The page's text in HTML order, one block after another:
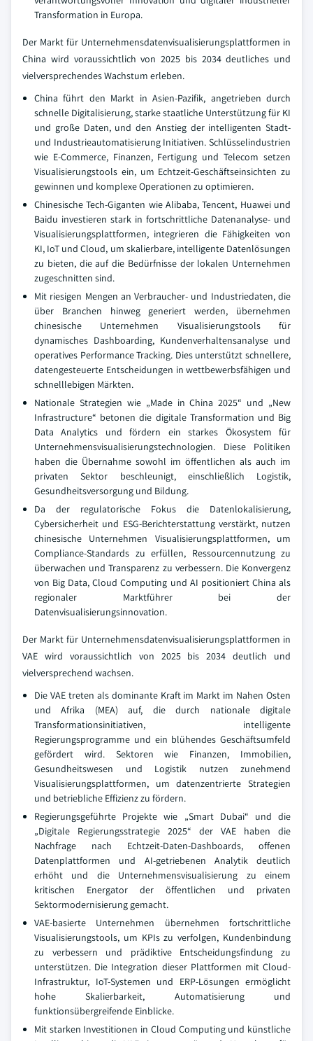
Transformation in Europa.
Der Markt für Unternehmensdatenvisualisierungsplattformen in
China wird voraussichtlich von 2025 bis 2034 deutliches und
vielversprechendes Wachstum erleben.
China führt den Markt in Asien-Pazifik, angetrieben durch
schnelle Digitalisierung, starke staatliche Unterstützung für KI
und große Daten, und den Anstieg der intelligenten Stadt-
und Industrieautomatisierung Initiativen. Schlüsselindustrien
wie E-Commerce, Finanzen, Fertigung und Telecom setzen
Visualisierungstools ein, um Echtzeit-Geschäftseinsichten zu
gewinnen und komplexe Operationen zu optimieren.
Chinesische Tech-Giganten wie Alibaba, Tencent, Huawei und
Baidu investieren stark in fortschrittliche Datenanalyse- und
Visualisierungsplattformen, integrieren die Fähigkeiten von
KI, IoT und Cloud, um skalierbare, intelligente Datenlösungen
zu bieten, die auf die Bedürfnisse der lokalen Unternehmen
zugeschnitten sind.
Mit riesigen Mengen an Verbraucher- und Industriedaten, die
über Branchen hinweg generiert werden, übernehmen
chinesische Unternehmen Visualisierungstools für
dynamisches Dashboarding, Kundenverhaltensanalyse und
operatives Performance Tracking. Dies unterstützt schnellere,
datengesteuerte Entscheidungen in wettbewerbsfähigen und
schnelllebigen Märkten.
Nationale Strategien wie „Made in China 2025“ und „New
Infrastructure“ betonen die digitale Transformation und Big
Data Analytics und fördern ein starkes Ökosystem für
Unternehmensvisualisierungstechnologien. Diese Politiken
haben die Übernahme sowohl im öffentlichen als auch im
privaten Sektor beschleunigt, einschließlich Logistik,
Gesundheitsversorgung und Bildung.
Da der regulatorische Fokus die Datenlokalisierung,
Cybersicherheit und ESG-Berichterstattung verstärkt, nutzen
chinesische Unternehmen Visualisierungsplattformen, um
Compliance-Standards zu erfüllen, Ressourcennutzung zu
überwachen und Transparenz zu verbessern. Die Konvergenz
von Big Data, Cloud Computing und AI positioniert China als
regionaler Marktführer bei der
Datenvisualisierungsinnovation.
Der Markt für Unternehmensdatenvisualisierungsplattformen in
VAE wird voraussichtlich von 2025 bis 2034 deutlich und
vielversprechend wachsen.
Die VAE treten als dominante Kraft im Markt im Nahen Osten
und Afrika (MEA) auf, die durch nationale digitale
Transformationsinitiativen, intelligente
Regierungsprogramme und ein blühendes Geschäftsumfeld
gefördert wird. Sektoren wie Finanzen, Immobilien,
Gesundheitswesen und Logistik nutzen zunehmend
Visualisierungsplattformen, um datenzentrierte Strategien
und betriebliche Effizienz zu fördern.
Regierungsgeführte Projekte wie „Smart Dubai“ und die
„Digitale Regierungsstrategie 2025“ der VAE haben die
Nachfrage nach Echtzeit-Daten-Dashboards, offenen
Datenplattformen und AI-getriebenen Analytik deutlich
erhöht und die Unternehmensvisualisierung zu einem
kritischen Energator der öffentlichen und privaten
Sektormodernisierung gemacht.
VAE-basierte Unternehmen übernehmen fortschrittliche
Visualisierungstools, um KPIs zu verfolgen, Kundenbindung
zu verbessern und prädiktive Entscheidungsfindung zu
unterstützen. Die Integration dieser Plattformen mit Cloud-
Infrastruktur, IoT-Systemen und ERP-Lösungen ermöglicht
hohe Skalierbarkeit, Automatisierung und
funktionsübergreifende Einblicke.
Mit starken Investitionen in Cloud Computing und künstliche